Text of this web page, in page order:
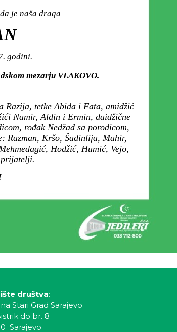
je naša draga
godini.
mezarju VLAKOVO.
Razija, tetke Abida i Fata, amidžić
Namir, Aldin i Ermin, daidžične
rođak Nedžad sa porodicom,
Razman, Kršo, Šadinlija, Mahir,
Hodžić, Humić, Vejo,
prijatelji.
društva:
Stari Grad Sarajevo
do br. 8
Sarajevo